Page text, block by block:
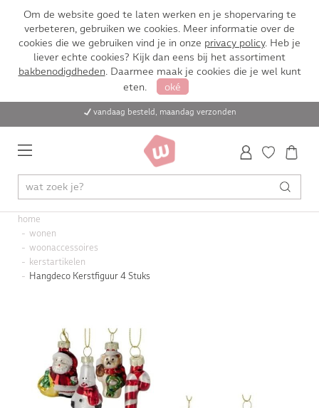
Om de website goed te laten werken en je shopervaring te
verbeteren, gebruiken we cookies. Meer informatie over de
cookies die we gebruiken vind je in onze privacy policy. Heb je
liever echte cookies? Kijk dan eens bij het assortiment
bakbenodigdheden. Daarmee maak je cookies die je wel kunt
eten.
oké
vandaag besteld, maandag verzonden
home
wonen
woonaccessoires
kerstartikelen
Hangdeco Kerstfiguur 4 Stuks